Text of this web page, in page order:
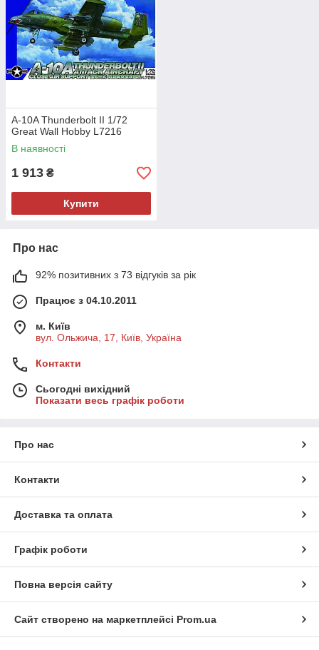
A-10A Thunderbolt II 1/72
Great Wall Hobby L7216
В наявності
1 913 ₴
Купити
Про нас
92% позитивних з 73 відгуків за рік
Працює з 04.10.2011
м. Київ
вул. Ольжича, 17, Київ, Україна
Контакти
Сьогодні вихідний
Показати весь графік роботи
Про нас
Контакти
Доставка та оплата
Графік роботи
Повна версія сайту
Сайт створено на маркетплейсі Prom.ua